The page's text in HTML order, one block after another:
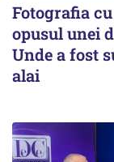
Fotografia
opusul unei
Unde a fost
alai